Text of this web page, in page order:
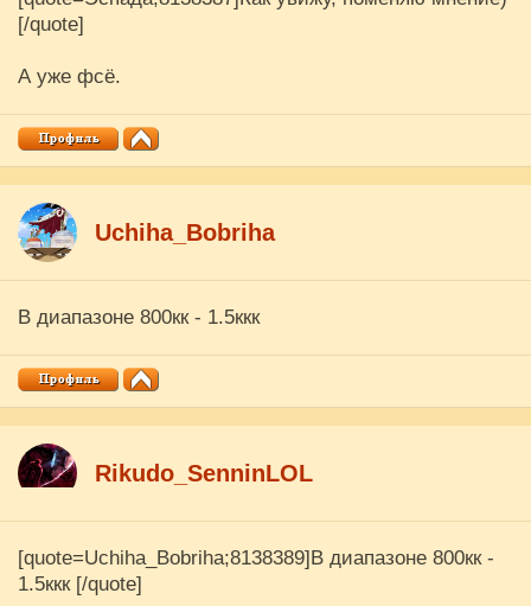
[/quote]
А уже фсё.
Uchiha_Bobriha
В диапазоне 800кк - 1.5ккк
Rikudo_SenninLOL
[quote=Uchiha_Bobriha;8138389]В диапазоне 800кк -
1.5ккк [/quote]